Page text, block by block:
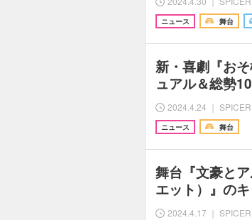
ニュース 舞台
新・喜劇『お
ュアル＆総勢
2024.4.24 ｜ SPICER
ニュース 舞台
舞台『文豪と
エット）』の
2024.4.17 ｜ SPICER